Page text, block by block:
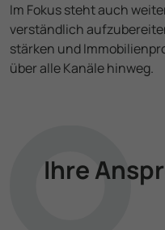
Im Fokus steht auch
verständlich
stärken und
über alle Kanäle hinweg.
Ihre